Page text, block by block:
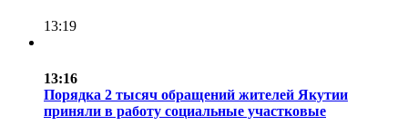
13:19
13:16
Порядка 2 тысяч обращений жителей Якутии
приняли в работу социальные участковые